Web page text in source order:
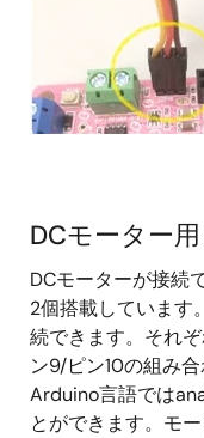
DCモーター
DCモーターが接続
2個搭載しています
続できます。それ
ン9/ピン10の組み
Arduino言語では
とができます。モ